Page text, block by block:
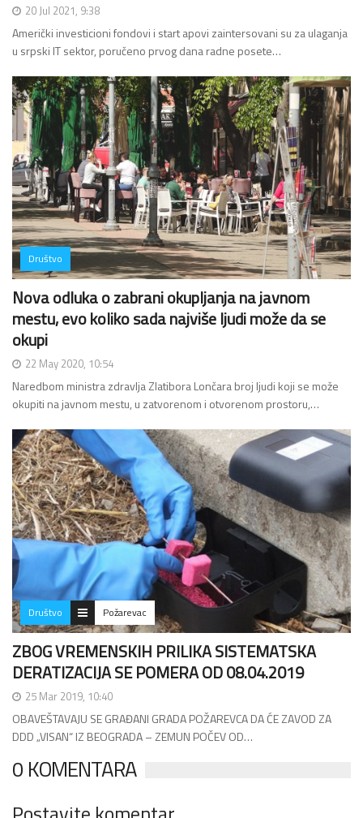
20 Jul 2021, 9:38
Američki investicioni fondovi i start apovi zaintersovani su za ulaganja
u srpski IT sektor, poručeno prvog dana radne posete…
Društvo
Nova odluka o zabrani okupljanja na javnom
mestu, evo koliko sada najviše ljudi može da se
okupi
22 May 2020, 10:54
Naredbom ministra zdravlja Zlatibora Lončara broj ljudi koji se može
okupiti na javnom mestu, u zatvorenom i otvorenom prostoru,…
Društvo Požarevac
ZBOG VREMENSKIH PRILIKA SISTEMATSKA
DERATIZACIJA SE POMERA OD 08.04.2019
25 Mar 2019, 10:40
OBAVEŠTAVAJU SE GRAĐANI GRADA POŽAREVCA DA ĆE ZAVOD ZA
DDD „VISAN“ IZ BEOGRADA – ZEMUN POČEV OD…
0 KOMENTARA